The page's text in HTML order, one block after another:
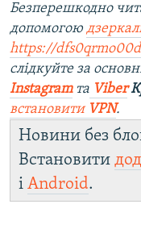
Безперешкодно
допомогою
https://
слідкуйте за
Instagramта Viber
встановити VPN.
Новини без
Встановити
і Android.